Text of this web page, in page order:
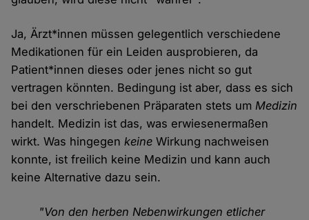
Ja, Ärzt*innen müssen gelegentlich verschiedene
Medikationen für ein Leiden ausprobieren, da
Patient*innen dieses oder jenes nicht so gut
vertragen könnten. Bedingung ist aber, dass es sich
bei den verschriebenen Präparaten stets umMedizin
handelt. Medizin ist das, was erwiesenermaßen
wirkt. Was hingegenkeine Wirkung nachweisen
konnte, ist freilich keine Medizin und kann auch
keine Alternative dazu sein.
"Von den herben Nebenwirkungen etlicher